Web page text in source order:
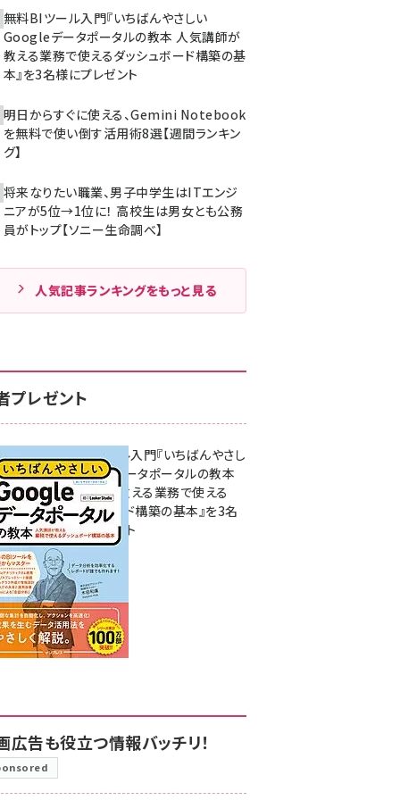
無料BIツール入門『いちばんやさしい
Googleデータポータルの教本 人気講師が
教える業務で使えるダッシュボード構築の基
本』を3名様にプレゼント
明日からすぐに使える、Gemini Notebook
を無料で使い倒す活用術8選【週間ランキン
グ】
将来なりたい職業、男子中学生はITエンジ
ニアが5位→1位に！ 高校生は男女とも公務
員がトップ【ソニー生命調べ】
人気記事ランキングをもっと見る
プレゼント
無料BIツール入門『いちばんやさし
いGoogleデータポータルの教本
人気講師が教える業務で使える
ダッシュボード構築の基本』を3名
様にプレゼント
7月31日 10:00
広告も役立つ情報バッチリ！